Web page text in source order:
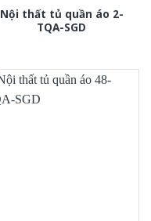
Nội thất tủ quần áo 2-
TQA-SGD